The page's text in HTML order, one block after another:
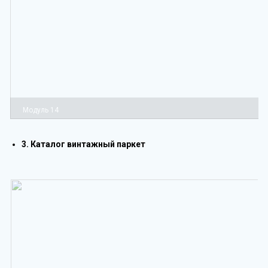
Модуль 14
3. Каталог винтажный паркет